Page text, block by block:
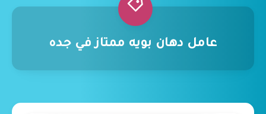
عامل دهان بويه ممتاز في جده